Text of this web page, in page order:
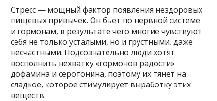
Стресс — мощный фактор появления нездоровых
пищевых привычек. Он бьет по нервной системе
и гормонам, в результате чего многие чувствуют
себя не только усталыми, но и грустными, даже
несчастными. Подсознательно люди хотят
восполнить нехватку «гормонов радости»
дофамина и серотонина, поэтому их тянет на
сладкое, которое стимулирует выработку этих
веществ.